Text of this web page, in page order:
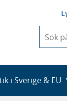
du
skriva
en
i Sverige & EU